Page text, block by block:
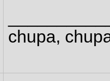
chupa,